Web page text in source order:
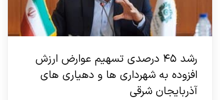
رشد ۴۵ درصدی تسهیم عوارض ارزش
افزوده به شهرداری ها و دهیاری های
آذربایجان شرقی